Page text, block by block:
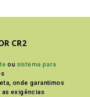
CR2
ou sistema para
onde garantimos
as exigências